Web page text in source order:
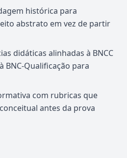
histórica para
abstrato em vez de partir
didáticas alinhadas à BNCC
BNC-Qualificação para
com rubricas que
antes da prova